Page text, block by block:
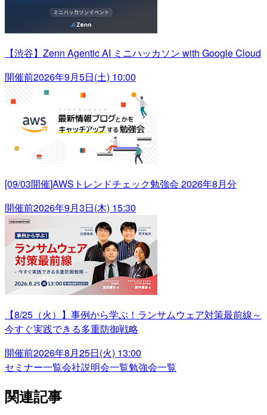
【渋谷】Zenn Agentic AI ミニハッカソン with Google Cloud
開催前2026年9月5日(土) 10:00
[09/03開催]AWSトレンドチェック勉強会 2026年8月分
開催前2026年9月3日(木) 15:30
【8/25（火）】事例から学ぶ！ランサムウェア対策最前線～
今すぐ実践できる多重防御戦略
開催前2026年8月25日(火) 13:00
セミナー一覧会社説明会一覧勉強会一覧
関連記事